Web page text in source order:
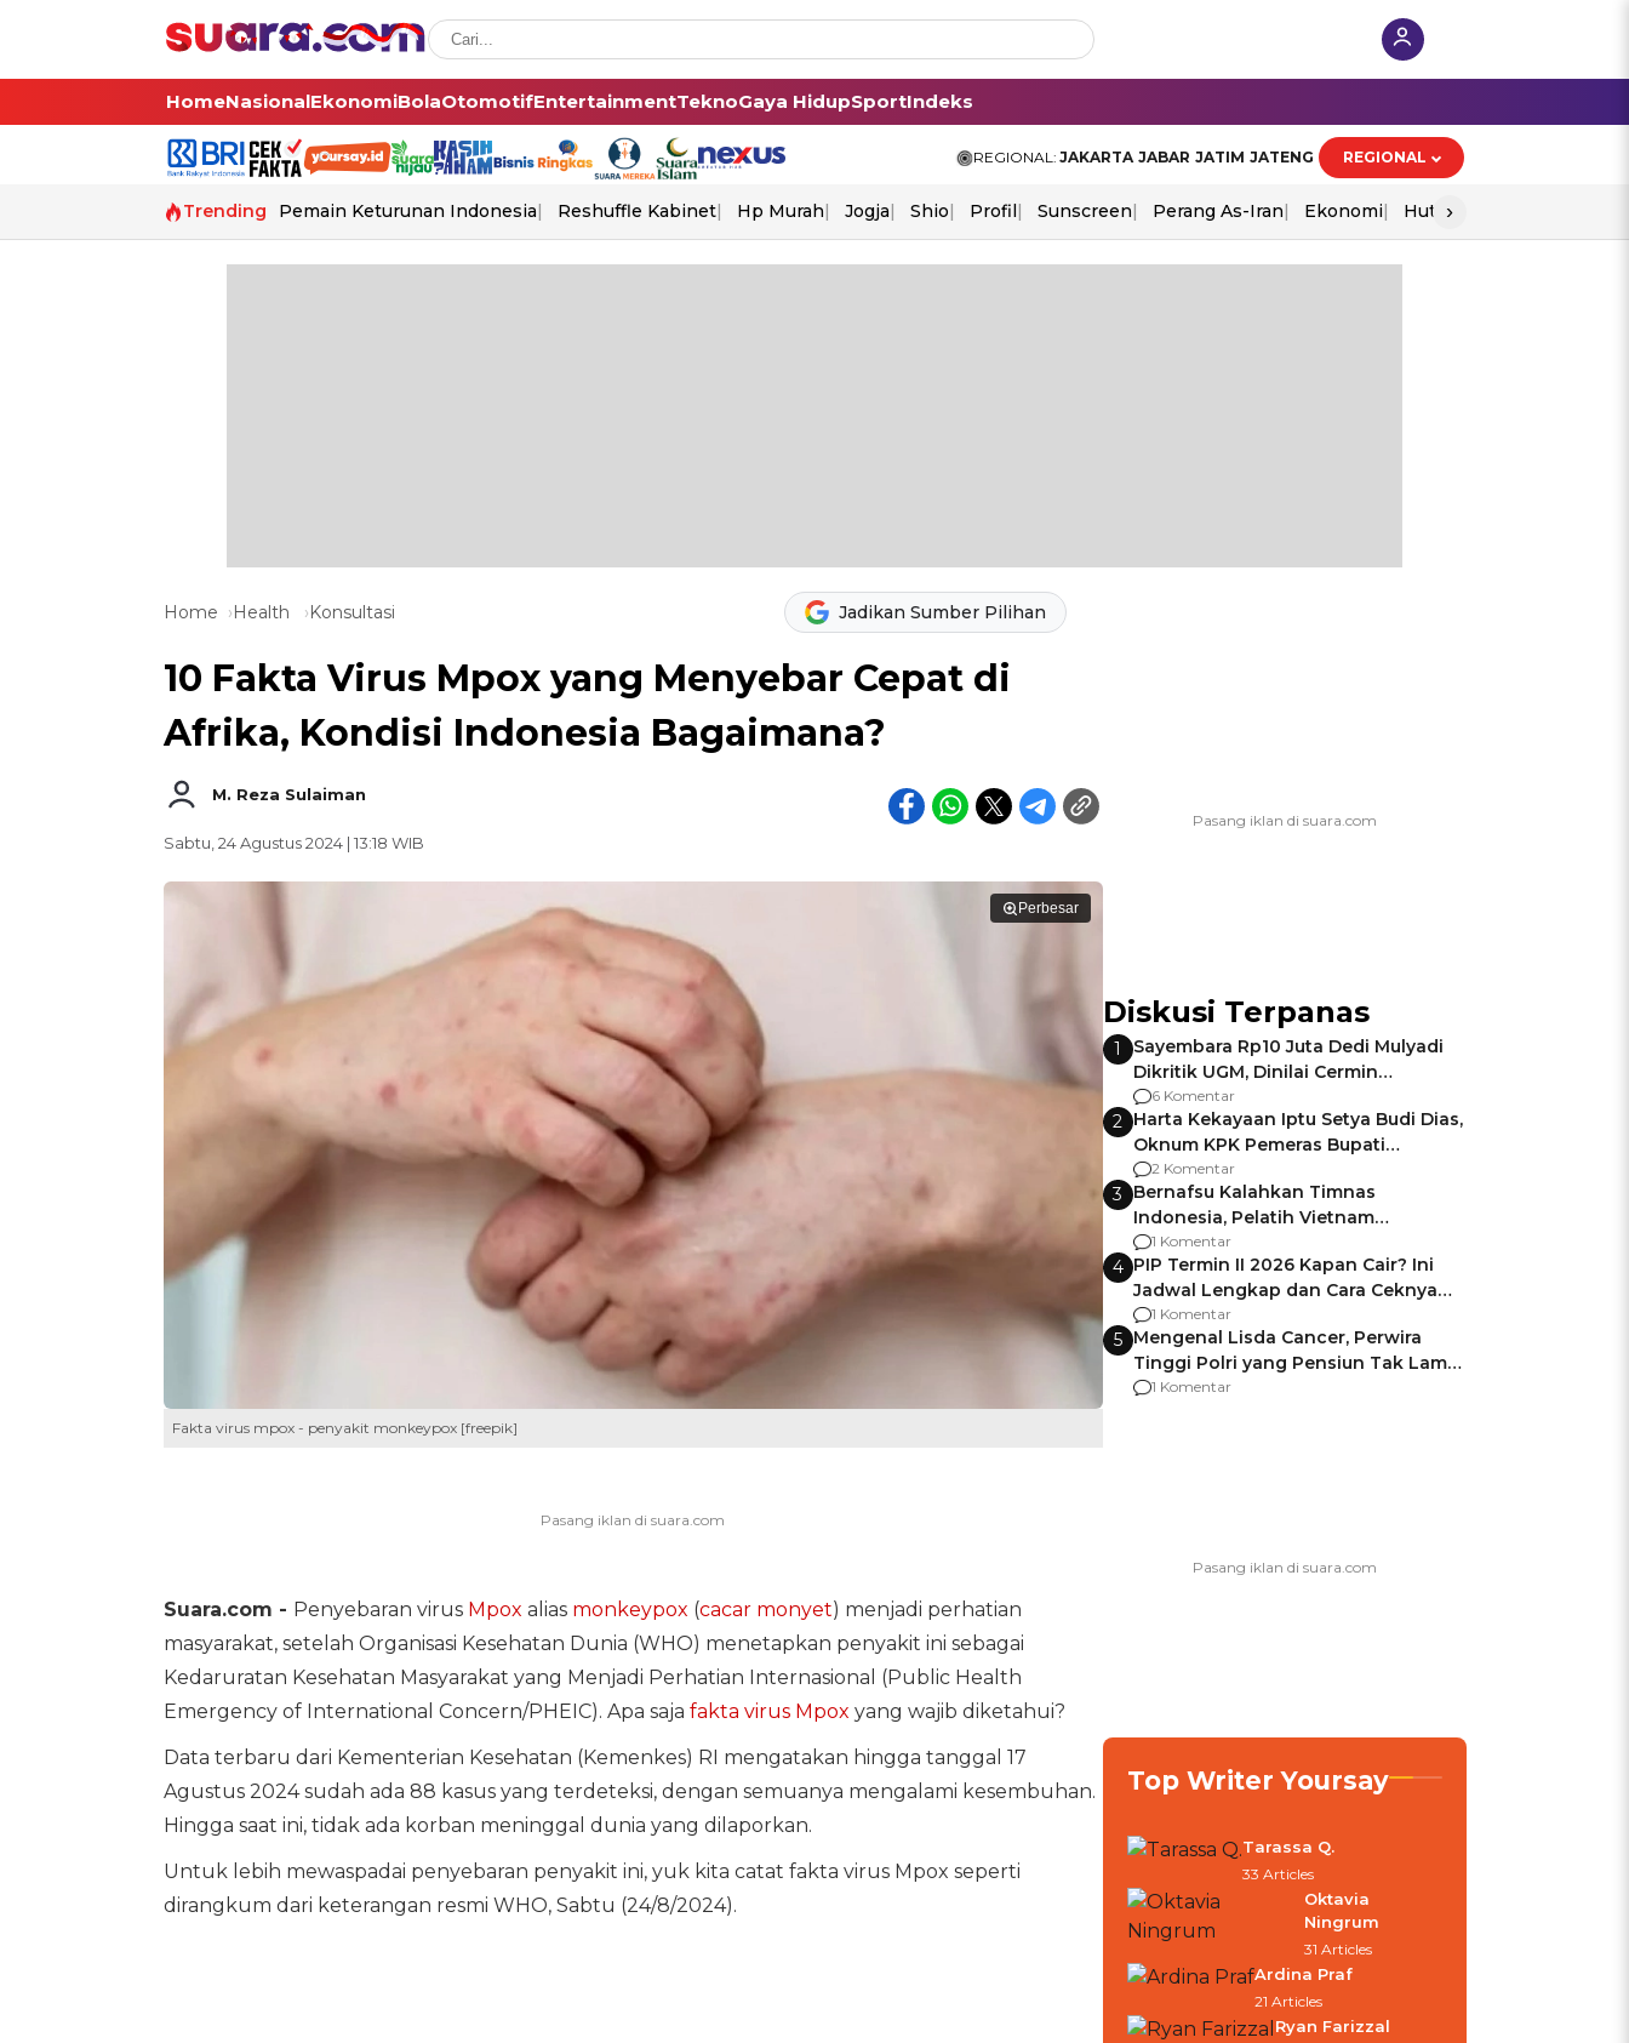
HomeNasionalEkonomiBolaOtomotifEntertainmentTeknoGaya HidupSportIndeks
REGIONAL: JAKARTA JABAR JATIM JATENG REGIONAL
Trending Pemain Keturunan Indonesia Reshuffle Kabinet Hp Murah Jogja Shio Profil Sunscreen Perang As-Iran Ekonomi Hut Ri
›
Home Health Konsultasi Jadikan Sumber Pilihan
10 Fakta Virus Mpox yang Menyebar Cepat di
Afrika, Kondisi Indonesia Bagaimana?
M. Reza Sulaiman
Sabtu, 24 Agustus 2024 | 13:18 WIB
Perbesar
Fakta virus mpox - penyakit monkeypox [freepik]
Suara.com - Penyebaran virus Mpox alias monkeypox (cacar monyet) menjadi perhatian
masyarakat, setelah Organisasi Kesehatan Dunia (WHO) menetapkan penyakit ini sebagai
Kedaruratan Kesehatan Masyarakat yang Menjadi Perhatian Internasional (Public Health
Emergency of International Concern/PHEIC). Apa saja fakta virus Mpox yang wajib diketahui?
Data terbaru dari Kementerian Kesehatan (Kemenkes) RI mengatakan hingga tanggal 17
Agustus 2024 sudah ada 88 kasus yang terdeteksi, dengan semuanya mengalami kesembuhan.
Hingga saat ini, tidak ada korban meninggal dunia yang dilaporkan.
Untuk lebih mewaspadai penyebaran penyakit ini, yuk kita catat fakta virus Mpox seperti
dirangkum dari keterangan resmi WHO, Sabtu (24/8/2024).
Diskusi Terpanas
1
Sayembara Rp10 Juta Dedi Mulyadi
Dikritik UGM, Dinilai Cermin
Gagalnya Negara Jamin Keamanan
6 Komentar
2 Harta Kekayaan Iptu Setya Budi Dias,
Oknum KPK Pemeras Bupati
Pemalang
2 Komentar
3 Bernafsu Kalahkan Timnas
Indonesia, Pelatih Vietnam
Berencana Pakai Jimat di Pakansari
1 Komentar
4 PIP Termin II 2026 Kapan Cair? Ini
Jadwal Lengkap dan Cara Ceknya
agar Dana Tidak Hangus!
1 Komentar
5 Mengenal Lisda Cancer, Perwira
Tinggi Polri yang Pensiun Tak Lama
Usai Jadi Brigjen
1 Komentar
Top Writer Yoursay
Tarassa Q.
33 Articles
Oktavia
Ningrum
31 Articles
Ardina Praf
21 Articles
Ryan Farizzal